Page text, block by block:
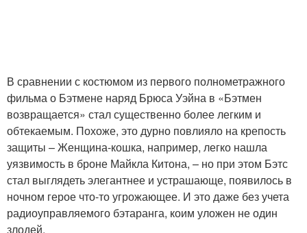
В сравнении с костюмом из первого полнометражного
фильма о Бэтмене наряд Брюса Уэйна в «Бэтмен
возвращается» стал существенно более легким и
обтекаемым. Похоже, это дурно повлияло на крепость
защиты – Женщина-кошка, например, легко нашла
уязвимость в броне Майкла Китона, – но при этом Бэтс
стал выглядеть элегантнее и устрашающе, появилось в
ночном герое что-то угрожающее. И это даже без учета
радиоуправляемого бэтаранга, коим уложен не один
злодей.